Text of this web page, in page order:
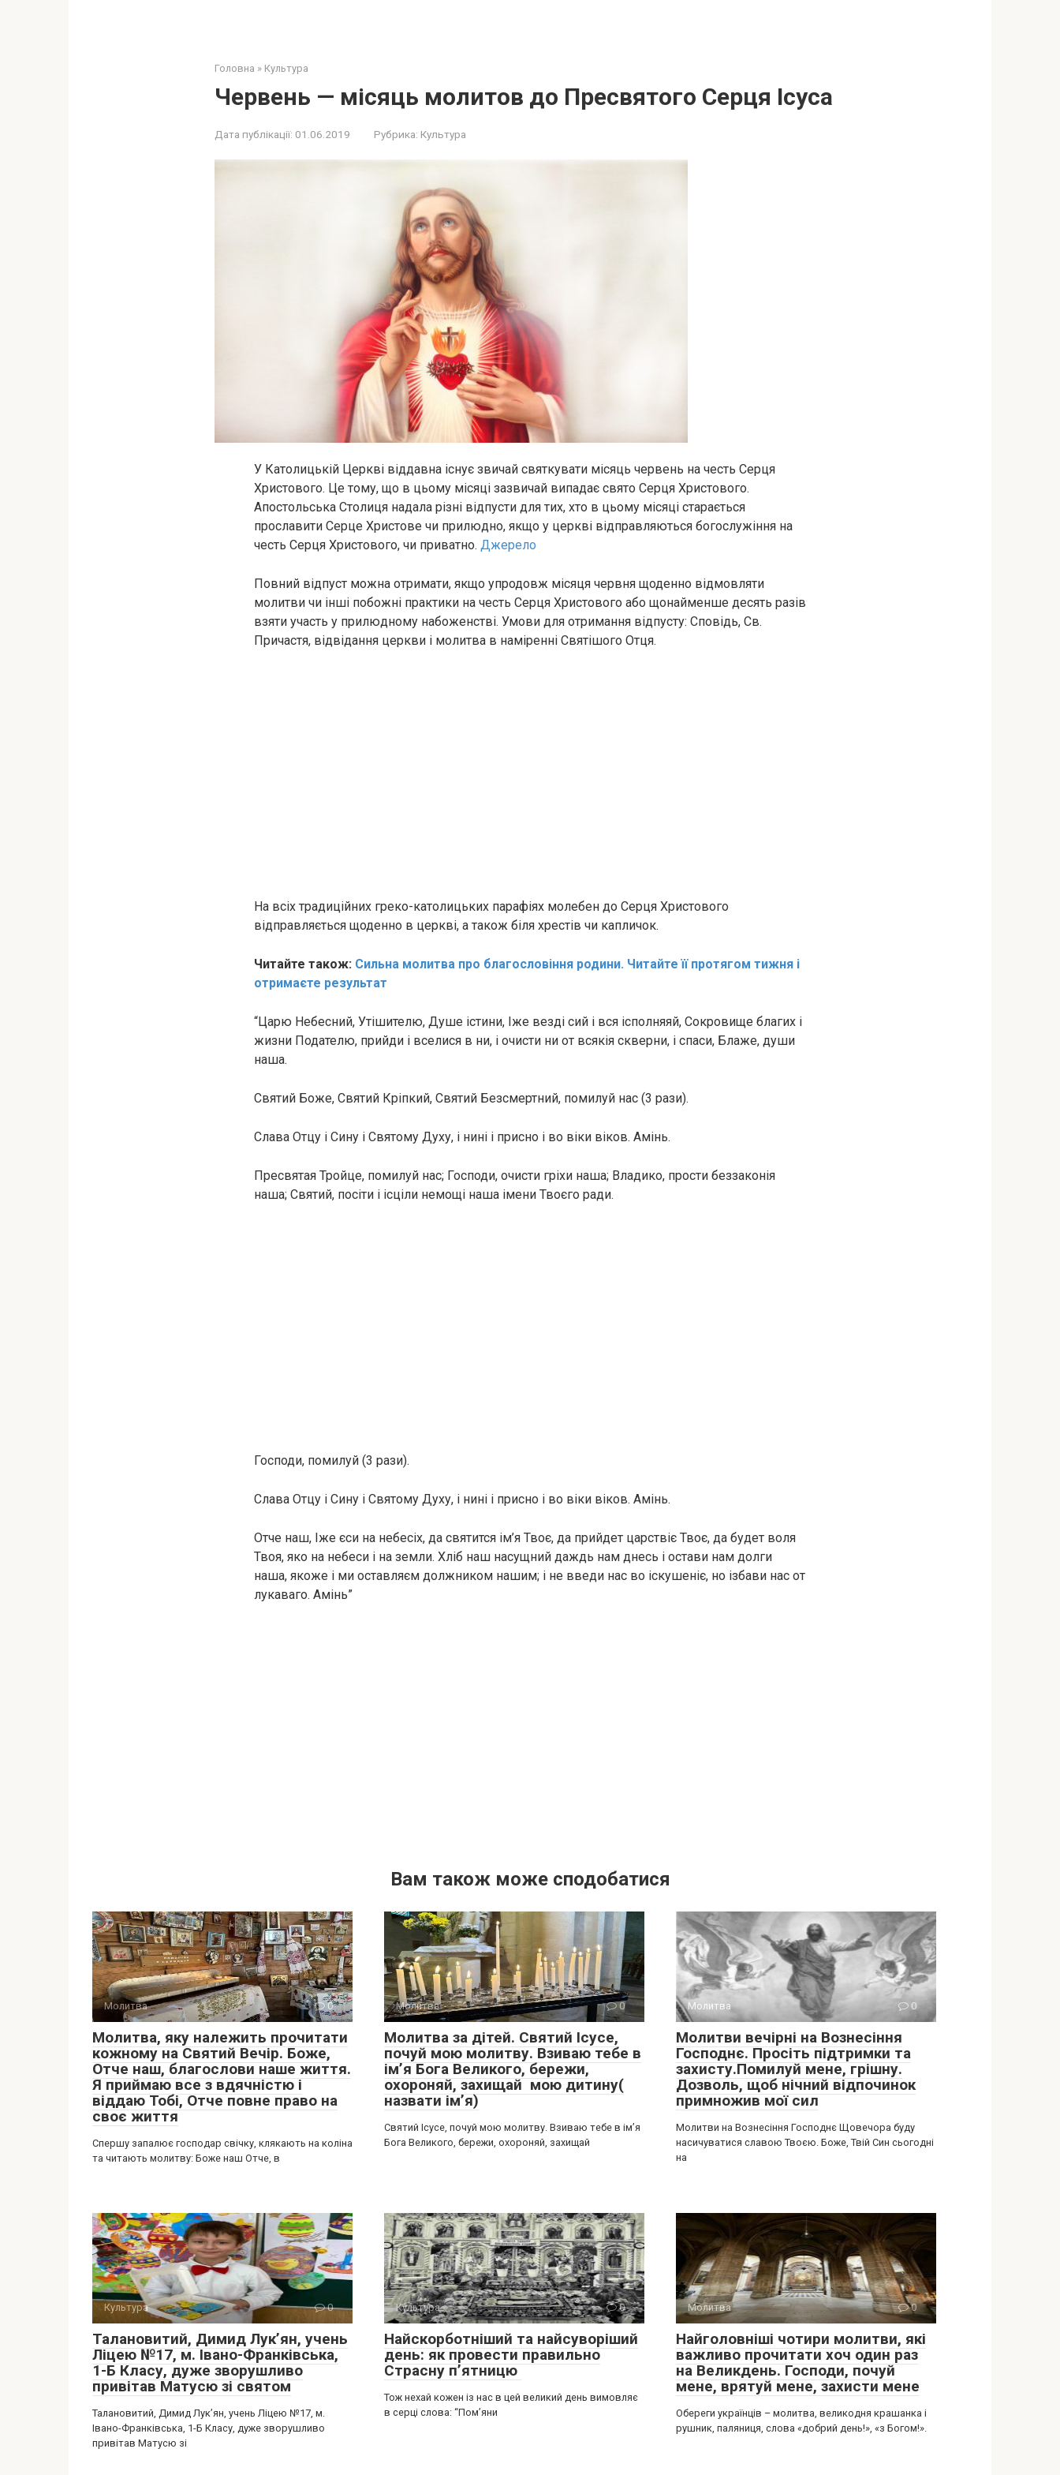
Головна » Культура
Червень — місяць молитов до Пресвятого Серця Ісуса
Дата публікації: 01.06.2019 Рубрика: Культура
У Католицькій Церкві віддавна існує звичай святкувати місяць червень на честь Серця
Христового. Це тому, що в цьому місяці зазвичай випадає свято Серця Христового.
Апостольська Столиця надала різні відпусти для тих, хто в цьому місяці старається
прославити Серце Христове чи прилюдно, якщо у церкві відправляються богослужіння на
честь Серця Христового, чи приватно. Джерело
Повний відпуст можна отримати, якщо упродовж місяця червня щоденно відмовляти
молитви чи інші побожні практики на честь Серця Христового або щонайменше десять разів
взяти участь у прилюдному набоженстві. Умови для отримання відпусту: Сповідь, Св.
Причастя, відвідання церкви і молитва в наміренні Святішого Отця.
На всіх традиційних греко-католицьких парафіях молебен до Серця Христового
відправляється щоденно в церкві, а також біля хрестів чи капличок.
Читайте також: Сильна молитва про благословіння родини. Читайте її протягом тижня і
отримаєте результат
“Царю Небесний, Утішителю, Душе істини, Іже везді сий і вся ісполняяй, Сокровище благих і
жизни Подателю, прийди і вселися в ни, і очисти ни от всякія скверни, і спаси, Блаже, души
наша.
Святий Боже, Святий Кріпкий, Святий Безсмертний, помилуй нас (3 рази).
Слава Отцу і Сину і Святому Духу, і нині і присно і во віки віков. Амінь.
Пресвятая Тройце, помилуй нас; Господи, очисти гріхи наша; Владико, прости беззаконія
наша; Святий, посіти і ісціли немощі наша імени Твоєго ради.
Господи, помилуй (3 рази).
Слава Отцу і Сину і Святому Духу, і нині і присно і во віки віков. Амінь.
Отче наш, Іже єси на небесіх, да святится ім’я Твоє, да прийдет царствіє Твоє, да будет воля
Твоя, яко на небеси і на земли. Хліб наш насущний даждь нам днесь і остави нам долги
наша, якоже і ми оставляєм должником нашим; і не введи нас во іскушеніє, но ізбави нас от
лукаваго. Амінь”
Вам також може сподобатися
Молитва 0
Молитва, яку належить прочитати
кожному на Святий Вечір. Боже,
Отче наш, благослови наше життя.
Я приймаю все з вдячністю і
віддаю Тобі, Отче повне право на
своє життя
Спершу запалює господар свічку, клякають на коліна
та читають молитву: Боже наш Отче, в
Молитва 0
Молитва за дітей. Святий Ісусе,
почуй мою молитву. Взиваю тебе в
імʼя Бога Великого, бережи,
охороняй, захищай мою дитину(
назвати імʼя)
Святий Ісусе, почуй мою молитву. Взиваю тебе в імʼя
Бога Великого, бережи, охороняй, захищай
Молитва 0
Молитви вечірні на Вознесіння
Господнє. Просіть підтримки та
захисту.Помилуй мене, грішну.
Дозволь, щоб нічний відпочинок
примножив мої сил
Молитви на Вознесіння Господнє Щовечора буду
насичуватися славою Твоєю. Боже, Твій Син сьогодні
на
Культура 0
Талановитий, Димид Лук’ян, учень
Ліцею №17, м. Івано-Франківська,
1-Б Класу, дуже зворушливо
привітав Матусю зі святом
Талановитий, Димид Лук’ян, учень Ліцею №17, м.
Івано-Франківська, 1-Б Класу, дуже зворушливо
привітав Матусю зі
Культура 0
Найскорботніший та найсуворіший
день: як провести правильно
Страсну п’ятницю
Тож нехай кожен із нас в цей великий день вимовляє
в серці слова: “Пом’яни
Молитва 0
Найголовніші чотири молитви, які
важливо прочитати хоч один раз
на Великдень. Господи, почуй
мене, врятуй мене, захисти мене
Обереги українців – молитва, великодня крашанка і
рушник, паляниця, слова «добрий день!», «з Богом!».